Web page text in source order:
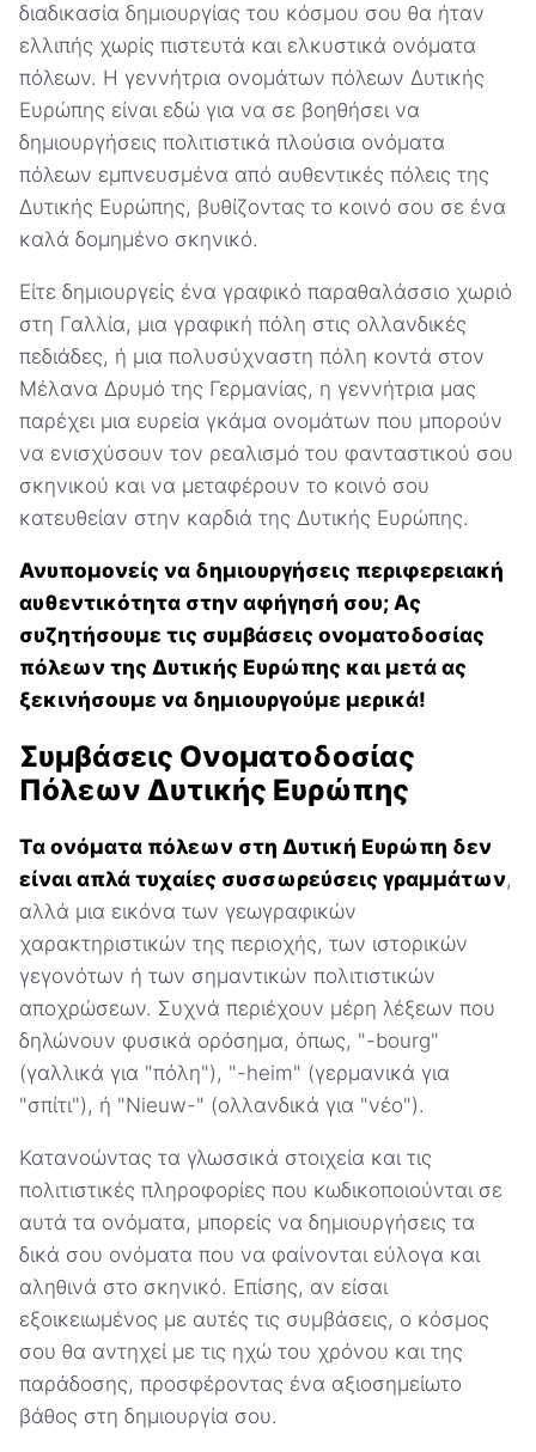
διαδικασία δημιουργίας του κόσμου σου θα ήταν
ελλιπής χωρίς πιστευτά και ελκυστικά ονόματα
πόλεων. Η γεννήτρια ονομάτων πόλεων Δυτικής
Ευρώπης είναι εδώ για να σε βοηθήσει να
δημιουργήσεις πολιτιστικά πλούσια ονόματα
πόλεων εμπνευσμένα από αυθεντικές πόλεις της
Δυτικής Ευρώπης, βυθίζοντας το κοινό σου σε ένα
καλά δομημένο σκηνικό.
Είτε δημιουργείς ένα γραφικό παραθαλάσσιο χωριό
στη Γαλλία, μια γραφική πόλη στις ολλανδικές
πεδιάδες, ή μια πολυσύχναστη πόλη κοντά στον
Μέλανα Δρυμό της Γερμανίας, η γεννήτρια μας
παρέχει μια ευρεία γκάμα ονομάτων που μπορούν
να ενισχύσουν τον ρεαλισμό του φανταστικού σου
σκηνικού και να μεταφέρουν το κοινό σου
κατευθείαν στην καρδιά της Δυτικής Ευρώπης.
Ανυπομονείς να δημιουργήσεις περιφερειακή
αυθεντικότητα στην αφήγησή σου; Ας
συζητήσουμε τις συμβάσεις ονοματοδοσίας
πόλεων της Δυτικής Ευρώπης και μετά ας
ξεκινήσουμε να δημιουργούμε μερικά!
Συμβάσεις Ονοματοδοσίας
Πόλεων Δυτικής Ευρώπης
Τα ονόματα πόλεων στη Δυτική Ευρώπη δεν
είναι απλά τυχαίες συσσωρεύσεις γραμμάτων,
αλλά μια εικόνα των γεωγραφικών
χαρακτηριστικών της περιοχής, των ιστορικών
γεγονότων ή των σημαντικών πολιτιστικών
αποχρώσεων. Συχνά περιέχουν μέρη λέξεων που
δηλώνουν φυσικά ορόσημα, όπως, "-bourg"
(γαλλικά για "πόλη"), "-heim" (γερμανικά για
"σπίτι"), ή "Nieuw-" (ολλανδικά για "νέο").
Κατανοώντας τα γλωσσικά στοιχεία και τις
πολιτιστικές πληροφορίες που κωδικοποιούνται σε
αυτά τα ονόματα, μπορείς να δημιουργήσεις τα
δικά σου ονόματα που να φαίνονται εύλογα και
αληθινά στο σκηνικό. Επίσης, αν είσαι
εξοικειωμένος με αυτές τις συμβάσεις, ο κόσμος
σου θα αντηχεί με τις ηχώ του χρόνου και της
παράδοσης, προσφέροντας ένα αξιοσημείωτο
βάθος στη δημιουργία σου.